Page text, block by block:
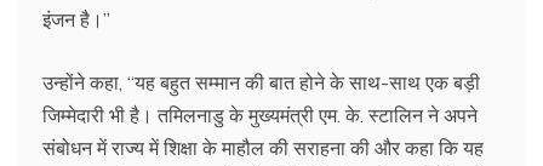
इंजन है।’’
उन्होंने कहा, ‘‘यह बहुत सम्मान की बात होने के साथ-साथ एक बड़ी
जिम्मेदारी भी है। तमिलनाडु के मुख्यमंत्री एम. के. स्टालिन ने अपने
संबोधन में राज्य में शिक्षा के माहौल की सराहना की और कहा कि यह